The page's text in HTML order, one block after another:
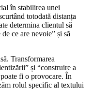
în stabilirea unei
totodată distanța
determina clientul să
ce are nevoie” și să
Transformarea
și “construire a
fi o provocare. În
rolul specific al textului